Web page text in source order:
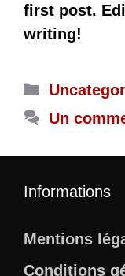
first post.
writing!
Un
Informations
Mentions
Conditions